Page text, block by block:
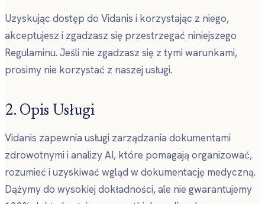
Uzyskując dostęp do Vidanis i korzystając z niego,
akceptujesz i zgadzasz się przestrzegać niniejszego
Regulaminu. Jeśli nie zgadzasz się z tymi warunkami,
prosimy nie korzystać z naszej usługi.
2. Opis Usługi
Vidanis zapewnia usługi zarządzania dokumentami
zdrowotnymi i analizy AI, które pomagają organizować,
rozumieć i uzyskiwać wgląd w dokumentację medyczną.
Dążymy do wysokiej dokładności, ale nie gwarantujemy